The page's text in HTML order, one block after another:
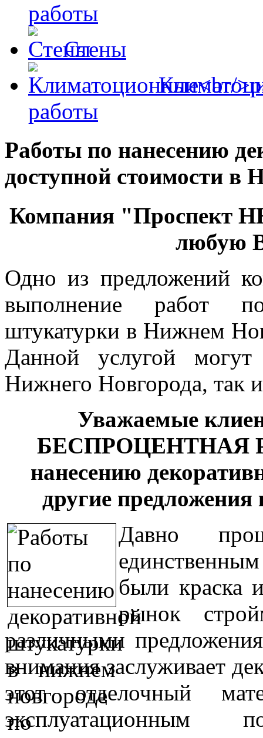
работы
Стены
работы
Работы по нанесению
доступной стоимости в
Компания "Проспект
любую
Одно из предложений
выполнение работ
штукатурки в Нижнем
Данной услугой могут
Нижнего Новгорода, так
Уважаемые
БЕСПРОЦЕНТНАЯ
нанесению
другие
Давно
были краска
рынок
различными
внимания заслуживает
этот отделочный
эксплуатационным